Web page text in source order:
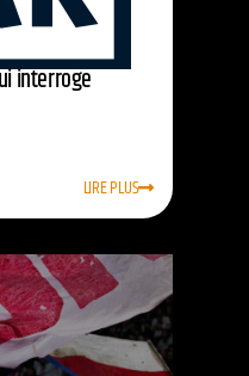
interroge
LIRE PLUS